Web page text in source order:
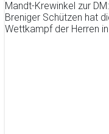
Mandt-Krewinkel zur
Breniger Schützen hat
Wettkampf der Herren